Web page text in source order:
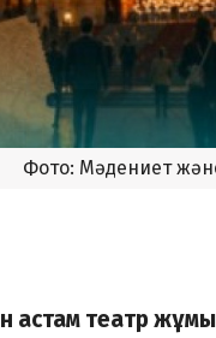
Фото: Мәдениет
астам театр